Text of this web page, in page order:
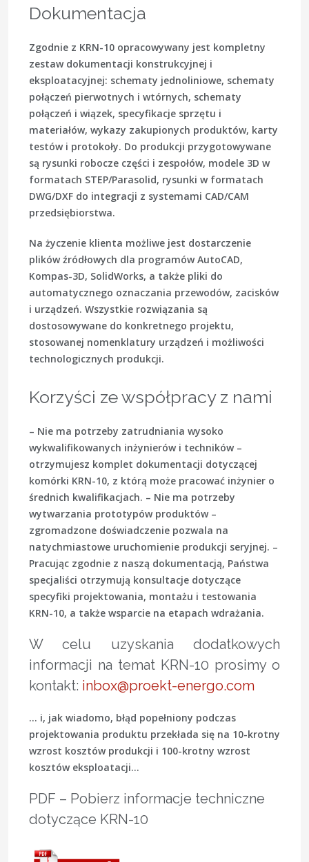
Dokumentacja
Zgodnie z KRN-10 opracowywany jest kompletny
zestaw dokumentacji konstrukcyjnej i
eksploatacyjnej: schematy jednoliniowe, schematy
połączeń pierwotnych i wtórnych, schematy
połączeń i wiązek, specyfikacje sprzętu i
materiałów, wykazy zakupionych produktów, karty
testów i protokoły. Do produkcji przygotowywane
są rysunki robocze części i zespołów, modele 3D w
formatach STEP/Parasolid, rysunki w formatach
DWG/DXF do integracji z systemami CAD/CAM
przedsiębiorstwa.
Na życzenie klienta możliwe jest dostarczenie
plików źródłowych dla programów AutoCAD,
Kompas-3D, SolidWorks, a także pliki do
automatycznego oznaczania przewodów, zacisków
i urządzeń. Wszystkie rozwiązania są
dostosowywane do konkretnego projektu,
stosowanej nomenklatury urządzeń i możliwości
technologicznych produkcji.
Korzyści ze współpracy z nami
– Nie ma potrzeby zatrudniania wysoko
wykwalifikowanych inżynierów i techników –
otrzymujesz komplet dokumentacji dotyczącej
komórki KRN-10, z którą może pracować inżynier o
średnich kwalifikacjach. – Nie ma potrzeby
wytwarzania prototypów produktów –
zgromadzone doświadczenie pozwala na
natychmiastowe uruchomienie produkcji seryjnej. –
Pracując zgodnie z naszą dokumentacją, Państwa
specjaliści otrzymują konsultacje dotyczące
specyfiki projektowania, montażu i testowania
KRN-10, a także wsparcie na etapach wdrażania.
W celu uzyskania dodatkowych
informacji na temat KRN-10 prosimy o
kontakt: inbox@proekt-energo.com
... i, jak wiadomo, błąd popełniony podczas
projektowania produktu przekłada się na 10-krotny
wzrost kosztów produkcji i 100-krotny wzrost
kosztów eksploatacji...
PDF – Pobierz informacje techniczne
dotyczące KRN-10